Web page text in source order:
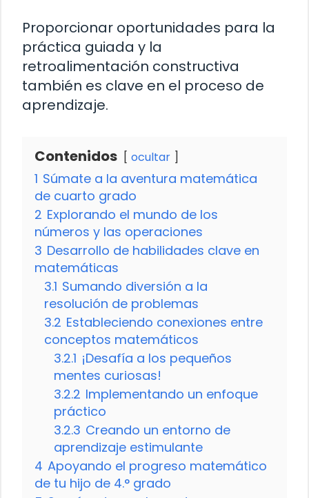
Proporcionar oportunidades para la
práctica guiada y la
retroalimentación constructiva
también es clave en el proceso de
aprendizaje.
Contenidos ocultar
1 Súmate a la aventura matemática
de cuarto grado
2 Explorando el mundo de los
números y las operaciones
3 Desarrollo de habilidades clave en
matemáticas
3.1 Sumando diversión a la
resolución de problemas
3.2 Estableciendo conexiones entre
conceptos matemáticos
3.2.1 ¡Desafía a los pequeños
mentes curiosas!
3.2.2 Implementando un enfoque
práctico
3.2.3 Creando un entorno de
aprendizaje estimulante
4 Apoyando el progreso matemático
de tu hijo de 4.° grado